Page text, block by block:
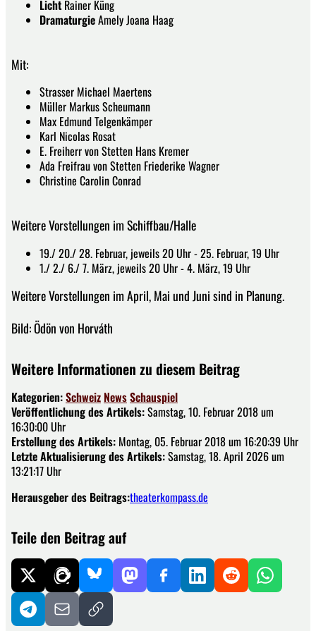
LichtRainer Küng
DramaturgieAmely Joana Haag
Mit:
Strasser Michael Maertens
Müller Markus Scheumann
Max Edmund Telgenkämper
Karl Nicolas Rosat
E. Freiherr von Stetten Hans Kremer
Ada Freifrau von Stetten Friederike Wagner
Christine Carolin Conrad
Weitere Vorstellungen im Schiffbau/Halle
19./ 20./ 28. Februar, jeweils 20 Uhr - 25. Februar, 19 Uhr
1./ 2./ 6./ 7. März, jeweils 20 Uhr - 4. März, 19 Uhr
Weitere Vorstellungen im April, Mai und Juni sind in Planung.
Bild: Ödön von Horváth
Weitere Informationen zu diesem Beitrag
Kategorien:Schweiz NewsSchauspiel
Veröffentlichung des Artikels:Samstag, 10. Februar 2018 um
16:30:00 Uhr
Erstellung des Artikels: Montag, 05. Februar 2018 um 16:20:39 Uhr
Letzte Aktualisierung des Artikels:Samstag, 18. April 2026 um
13:21:17 Uhr
Herausgeber des Beitrags:theaterkompass.de
Teile den Beitrag auf